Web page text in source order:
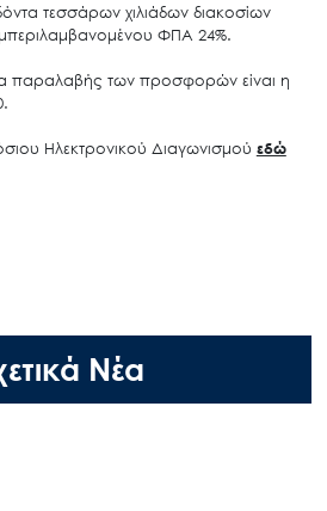
τεσσάρων χιλιάδων διακοσίων
ΦΠΑ 24%.
παραλαβής των προσφορών είναι η
Ηλεκτρονικού Διαγωνισμού εδώ
Νέα